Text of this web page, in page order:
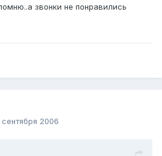
звонки не понравились
2006